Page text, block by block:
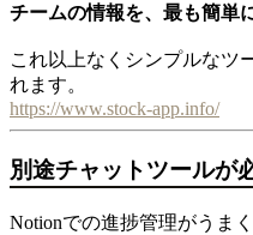
チームの情報を、最も簡単
これ以上なくシンプルなツ
れます。
https://www.stock-app.info/
別途チャットツールが
Notionでの進捗管理がうま